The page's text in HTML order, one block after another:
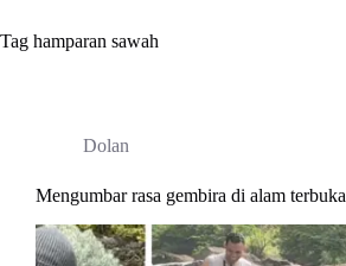
Tag hamparan sawah
Dolan
Mengumbar rasa gembira di alam terbuka